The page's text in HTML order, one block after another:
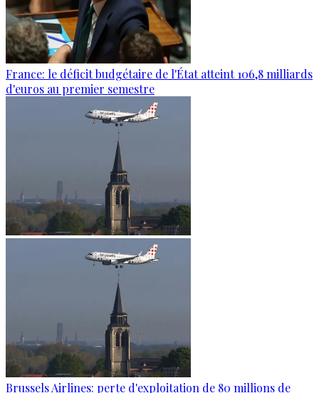
France: le déficit budgétaire de l'État atteint 106,8 milliards
d'euros au premier semestre
Brussels Airlines: perte d'exploitation de 80 millions de